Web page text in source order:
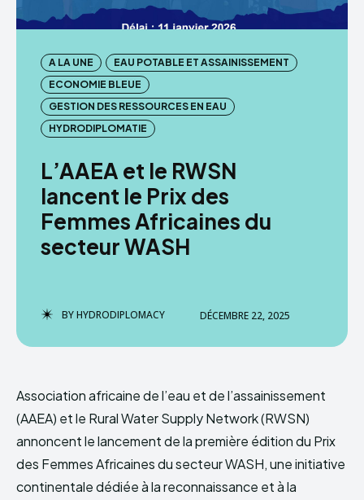
HYDRODIPLOMACY
A LA UNE
EAU POTABLE ET ASSAINISSEMENT
ECONOMIE BLEUE
GESTION DES RESSOURCES EN EAU
HYDRODIPLOMATIE
L’AAEA et le RWSN
lancent le Prix des
Femmes Africaines du
secteur WASH
BYHYDRODIPLOMACY DÉCEMBRE 22, 2025
Association africaine de l’eau et de l’assainissement
(AAEA) et le Rural Water Supply Network (RWSN)
annoncent le lancement de la première édition du Prix
des Femmes Africaines du secteur WASH, une initiative
continentale dédiée à la reconnaissance et à la